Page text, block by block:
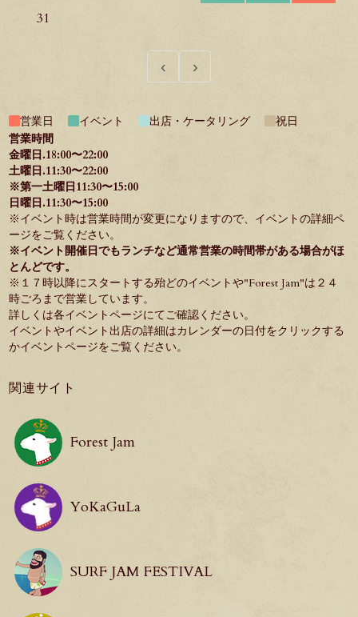
31
‹ ›
営業日 イベント 出店・ケータリング
祝日
営業時間
金曜日.18:00〜22:00
土曜日.11:30〜22:00
※第一土曜日11:30〜15:00
日曜日.11:30〜15:00
※イベント時は営業時間が変更になりますので、イベントの詳細ペ
ージをご覧ください。
※イベント開催日でもランチなど通常営業の時間帯がある場合がほ
とんどです。
※１７時以降にスタートする殆どのイベントや"Forest Jam"は２４
時ごろまで営業しています。
詳しくは各イベントページにてご確認ください。
イベントやイベント出店の詳細はカレンダーの日付をクリックする
かイベントページをご覧ください。
関連サイト
Forest Jam
YoKaGuLa
SURF JAM FESTIVAL